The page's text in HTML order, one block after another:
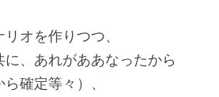
オを作りつつ、
、あれがああなったから
確定等々）、